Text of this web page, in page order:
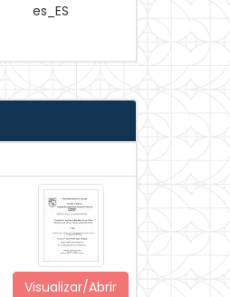
es_ES
Visualizar/Abrir